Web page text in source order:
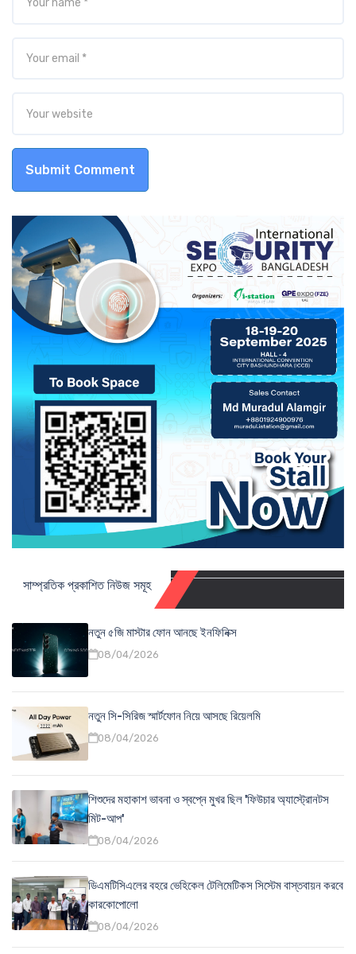
Submit Comment
সাম্প্রতিক প্রকাশিত নিউজ সমূহ
নতুন ৫জি মাস্টার ফোন আনছে ইনফিনিক্স
08/04/2026
নতুন সি-সিরিজ স্মার্টফোন নিয়ে আসছে রিয়েলমি
08/04/2026
শিশুদের মহাকাশ ভাবনা ও স্বপ্নে মুখর ছিল 'ফিউচার অ্যাস্ট্রোনটস
মিট-আপ'
08/04/2026
ডিএমটিসিএলের বহরে ভেহিকেল টেলিমেটিকস সিস্টেম বাস্তবায়ন করবে
কারকোপোলো
08/04/2026